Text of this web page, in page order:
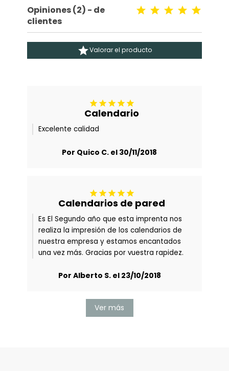
Opiniones (2) - de
clientes
Valorar el producto
    
Calendario
Excelente calidad
Por Quico C. el 30/11/2018
    
Calendarios de pared
Es El Segundo año que esta imprenta nos
realiza la impresión de los calendarios de
nuestra empresa y estamos encantados
una vez más. Gracias por vuestra rapidez.
Por Alberto S. el 23/10/2018
Ver más